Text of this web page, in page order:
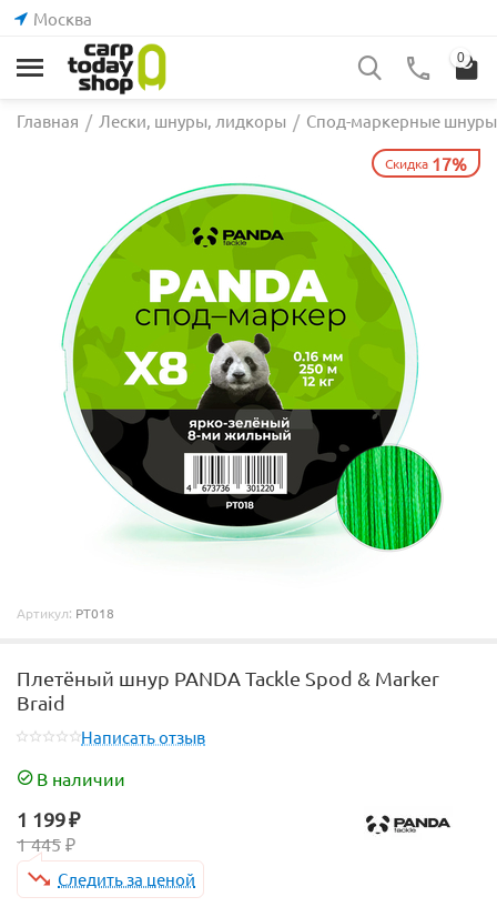
Москва
0
Главная / Лески, шнуры, лидкоры / Спод-маркерные шнуры
Скидка 17%
Артикул: PT018
Плетёный шнур PANDA Tackle Spod & Marker
Braid
Написать отзыв
В наличии
1 199₽
1 445 ₽
Следить за ценой